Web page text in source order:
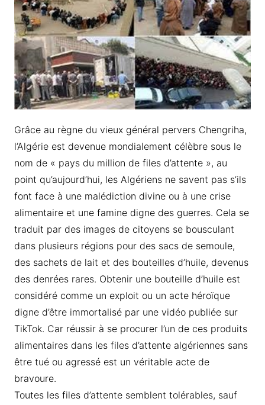
Grâce au règne du vieux général pervers Chengriha,
l’Algérie est devenue mondialement célèbre sous le
nom de « pays du million de files d’attente », au
point qu’aujourd’hui, les Algériens ne savent pas s’ils
font face à une malédiction divine ou à une crise
alimentaire et une famine digne des guerres. Cela se
traduit par des images de citoyens se bousculant
dans plusieurs régions pour des sacs de semoule,
des sachets de lait et des bouteilles d’huile, devenus
des denrées rares. Obtenir une bouteille d’huile est
considéré comme un exploit ou un acte héroïque
digne d’être immortalisé par une vidéo publiée sur
TikTok. Car réussir à se procurer l’un de ces produits
alimentaires dans les files d’attente algériennes sans
être tué ou agressé est un véritable acte de
bravoure.
Toutes les files d’attente semblent tolérables, sauf